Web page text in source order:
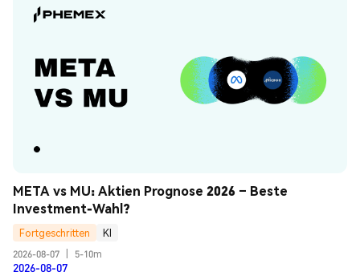
META vs MU: Aktien Prognose 2026 – Beste
Investment-Wahl?
Fortgeschritten
KI
2026-08-07
5-10m
2026-08-07